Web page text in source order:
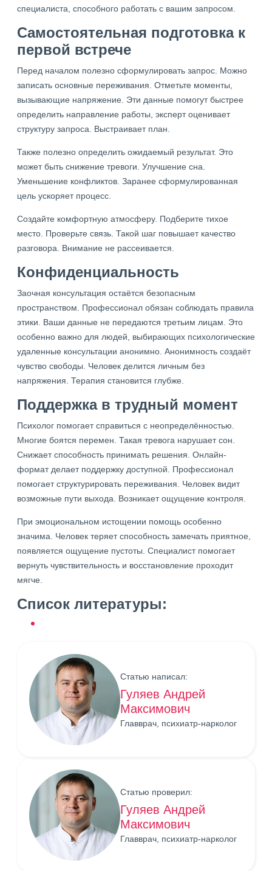
специалиста, способного работать с вашим запросом.
Самостоятельная подготовка к
первой встрече
Перед началом полезно сформулировать запрос. Можно
записать основные переживания. Отметьте моменты,
вызывающие напряжение. Эти данные помогут быстрее
определить направление работы, эксперт оценивает
структуру запроса. Выстраивает план.
Также полезно определить ожидаемый результат. Это
может быть снижение тревоги. Улучшение сна.
Уменьшение конфликтов. Заранее сформулированная
цель ускоряет процесс.
Создайте комфортную атмосферу. Подберите тихое
место. Проверьте связь. Такой шаг повышает качество
разговора. Внимание не рассеивается.
Конфиденциальность
Заочная консультация остаётся безопасным
пространством. Профессионал обязан соблюдать правила
этики. Ваши данные не передаются третьим лицам. Это
особенно важно для людей, выбирающих психологические
удаленные консультации анонимно. Анонимность создаёт
чувство свободы. Человек делится личным без
напряжения. Терапия становится глубже.
Поддержка в трудный момент
Психолог помогает справиться с неопределённостью.
Многие боятся перемен. Такая тревога нарушает сон.
Снижает способность принимать решения. Онлайн-
формат делает поддержку доступной. Профессионал
помогает структурировать переживания. Человек видит
возможные пути выхода. Возникает ощущение контроля.
При эмоциональном истощении помощь особенно
значима. Человек теряет способность замечать приятное,
появляется ощущение пустоты. Специалист помогает
вернуть чувствительность и восстановление проходит
мягче.
Список литературы:
Статью написал:
Гуляев Андрей
Максимович
Главврач, психиатр-нарколог
Статью проверил:
Гуляев Андрей
Максимович
Главврач, психиатр-нарколог